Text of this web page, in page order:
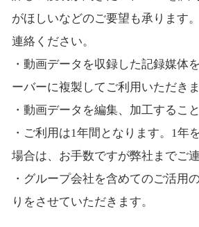
がほしいなどのご要望も承ります
連絡ください。
・動画データを収録した記録媒体
ーバーに複製してご利用いただきま
・動画データを編集、加工するこ
・ご利用は1年間となります。1年
場合は、お手数ですが弊社までご
・グループ会社を含めてのご活用
りをさせていただきます。